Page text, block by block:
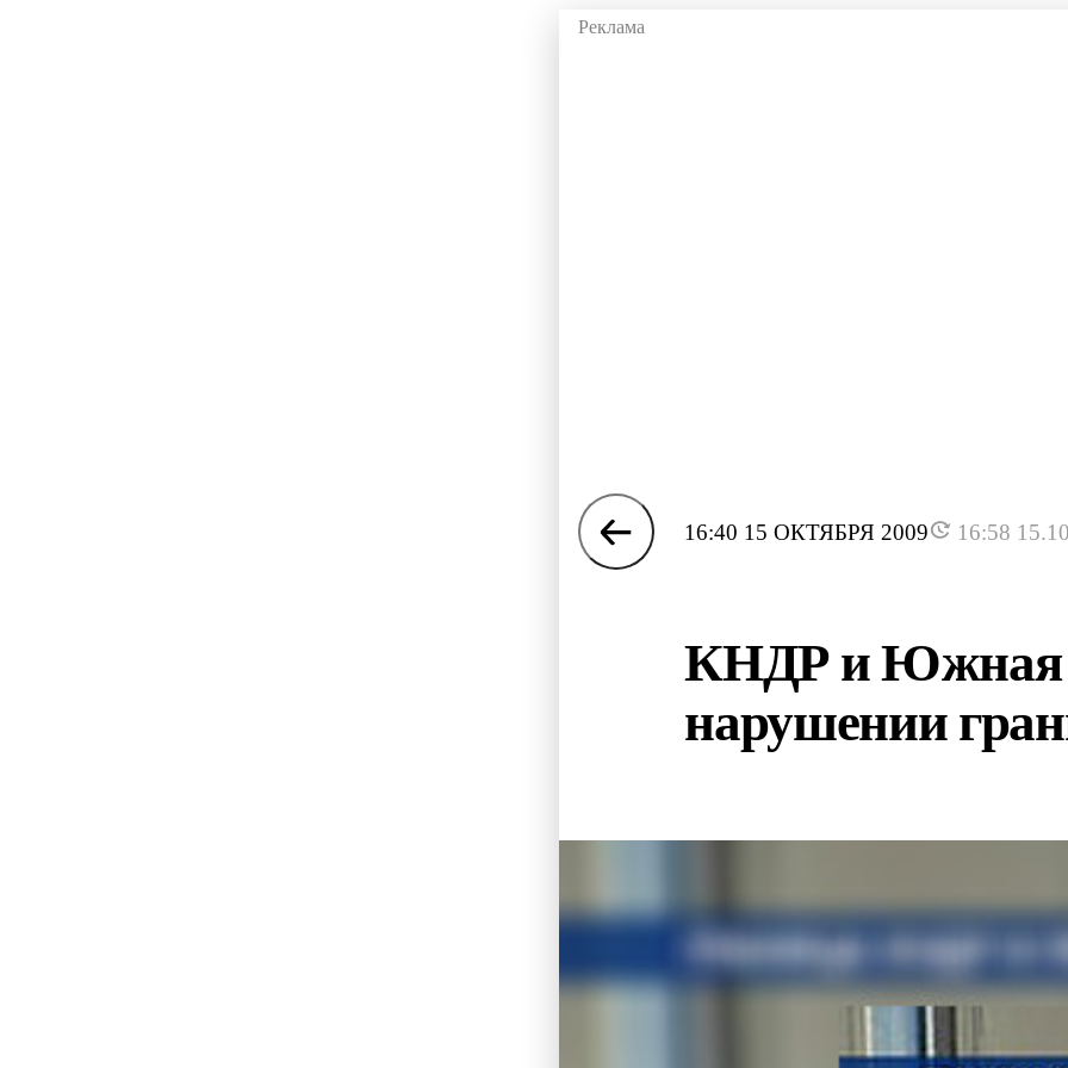
16:40 15 ОКТЯБРЯ 2009 16:58
КНДР и Южная
нарушении